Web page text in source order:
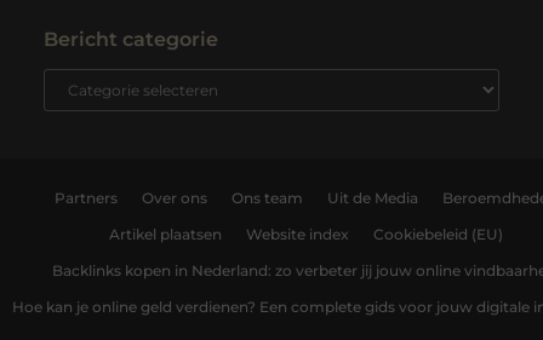
Bericht categorie
Partners Over ons Ons team Uit de Media
Artikel plaatsen Website index Cookiebeleid (EU)
Backlinks kopen in Nederland: zo verbeter jij jouw online
Hoe kan je online geld verdienen? Een complete gids voor jouw digitale